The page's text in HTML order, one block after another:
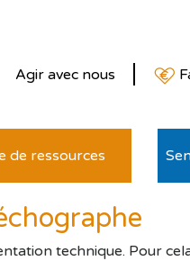
Agir avec nous
de ressources
technique. Pour